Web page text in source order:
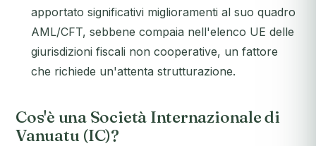
apportato significativi miglioramenti al suo quadro
AML/CFT, sebbene compaia nell'elenco UE delle
giurisdizioni fiscali non cooperative, un fattore
che richiede un'attenta strutturazione.
Cos'è una Società Internazionale di
Vanuatu (IC)?